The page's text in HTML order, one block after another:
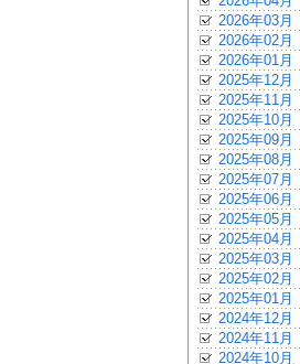
2026年03月
2026年02月
2026年01月
2025年12月
2025年11月
2025年10月
2025年09月
2025年08月
2025年07月
2025年06月
2025年05月
2025年04月
2025年03月
2025年02月
2025年01月
2024年12月
2024年11月
2024年10月